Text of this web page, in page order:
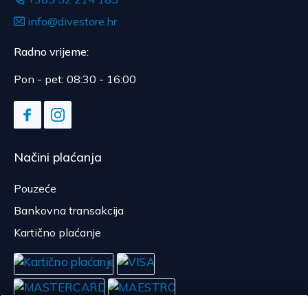
info@divestore.hr
Radno vrijeme:
Pon - pet: 08:30 - 16:00
Načini plaćanja
Pouzeće
Bankovna transakcija
Kartično plaćanje